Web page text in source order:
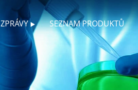
ZPRÁVY SEZNAM PRODUKTŮ